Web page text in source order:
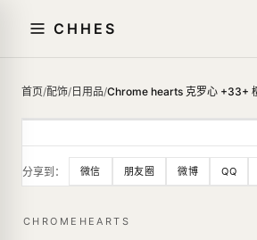
CHHES
首页/配饰/ 日用品/Chrome hearts 克罗心 +33+
分享到： 微信 朋友圈 微博 QQ
CHROMEHEARTS